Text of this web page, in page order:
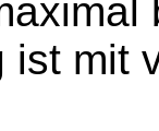
ist mit